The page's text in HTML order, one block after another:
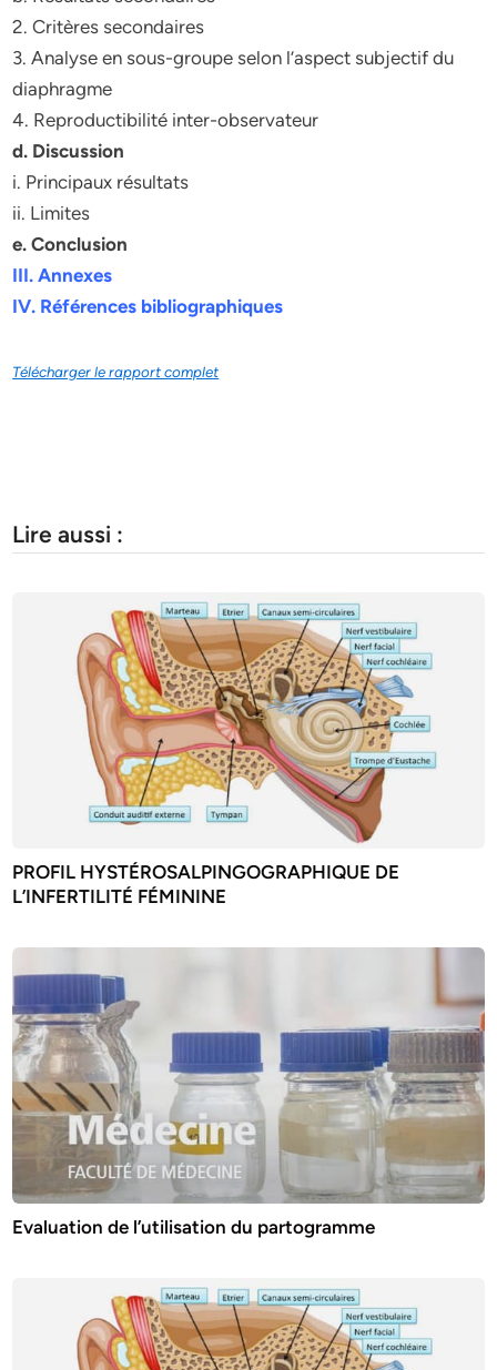
2. Critères secondaires
3. Analyse en sous-groupe selon l’aspect subjectif du
diaphragme
4. Reproductibilité inter-observateur
d. Discussion
i. Principaux résultats
ii. Limites
e. Conclusion
III. Annexes
IV. Références bibliographiques
Télécharger le rapport complet
Lire aussi :
PROFIL HYSTÉROSALPINGOGRAPHIQUE DE
L’INFERTILITÉ FÉMININE
Evaluation de l’utilisation du partogramme